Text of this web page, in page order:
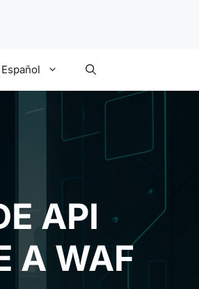
Español
API
A WAF